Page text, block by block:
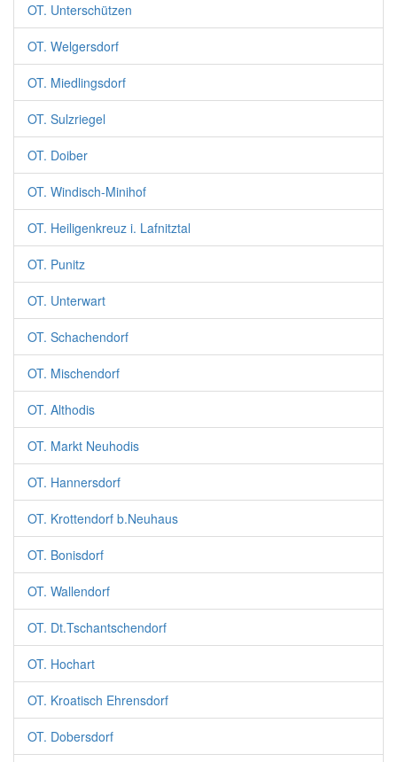
OT. Unterschützen
OT. Welgersdorf
OT. Miedlingsdorf
OT. Sulzriegel
OT. Doiber
OT. Windisch-Minihof
OT. Heiligenkreuz i. Lafnitztal
OT. Punitz
OT. Unterwart
OT. Schachendorf
OT. Mischendorf
OT. Althodis
OT. Markt Neuhodis
OT. Hannersdorf
OT. Krottendorf b.Neuhaus
OT. Bonisdorf
OT. Wallendorf
OT. Dt.Tschantschendorf
OT. Hochart
OT. Kroatisch Ehrensdorf
OT. Dobersdorf